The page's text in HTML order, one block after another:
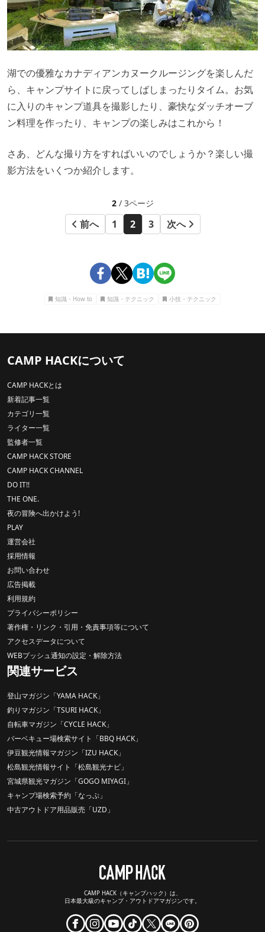
湖での優雅なカナディアンカヌークルージングを楽しんだ
ら、キャンプサイトに戻ってしばしまったりタイム。お気
に入りのキャンプ道具を撮影したり、豪快なダッチオーブ
ン料理を作ったり、キャンプの楽しみはこれから！
さあ、どんな撮り方をすればいいのでしょうか？楽しい撮
影方法をいくつか紹介します。
2/ 3ページ
前へ 1 2 3 次へ
知識・How to 知識・テクニック 小技・テクニック
CAMP HACKについて
CAMP HACKとは
新着記事一覧
カテゴリ一覧
ライター一覧
監修者一覧
CAMP HACK STORE
CAMP HACK CHANNEL
DO IT!!
THE ONE.
夜の冒険へ出かけよう!
PLAY
運営会社
採用情報
お問い合わせ
広告掲載
利用規約
プライバシーポリシー
著作権・リンク・引用・免責事項等について
アクセスデータについて
WEBプッシュ通知の設定・解除方法
関連サービス
登山マガジン「YAMA HACK」
釣りマガジン「TSURI HACK」
自転車マガジン「CYCLE HACK」
バーベキュー場検索サイト「BBQ HACK」
伊豆観光情報マガジン「IZU HACK」
松島観光情報サイト「松島観光ナビ」
宮城県観光マガジン「GOGO MIYAGI」
キャンプ場検索予約「なっぷ」
中古アウトドア用品販売「UZD」
CAMP HACK（キャンプハック）は、
日本最大級のキャンプ・アウトドアマガジンです。